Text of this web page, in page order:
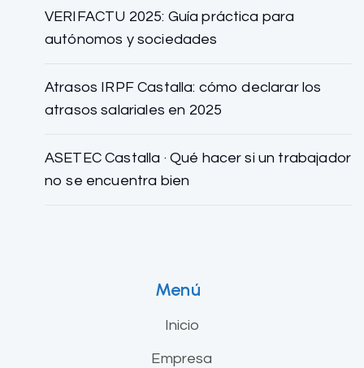
VERIFACTU 2025: Guía práctica para
autónomos y sociedades
Atrasos IRPF Castalla: cómo declarar los
atrasos salariales en 2025
ASETEC Castalla · Qué hacer si un trabajador
no se encuentra bien
Menú
Inicio
Empresa